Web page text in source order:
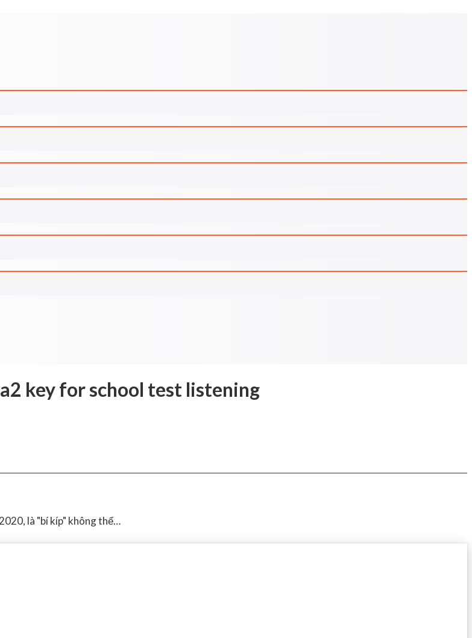
key for school test listening
là "bí kíp" không thể…